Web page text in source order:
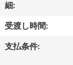
旅
細:
受渡し時間:
支払条件: